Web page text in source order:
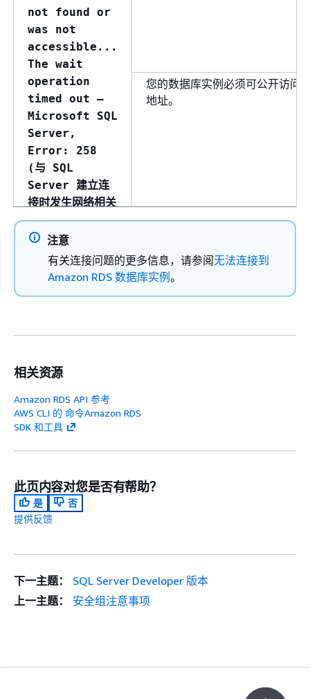
not found or
was not
accessible...
The wait
operation
timed out –
Microsoft SQL
Server,
Error: 258
(与 SQL
Server 建立连
接时发生网络相关
的错误或特定于实
例的错误。未找到
服务器或无法访问
服务器... 等待
您的数据库实例必须可公开访问
地址。
注意
有关连接问题的更多信息，请参阅无法连接到
Amazon RDS 数据库实例。
相关资源
Amazon RDS API 参考
AWS CLI 的 命令Amazon RDS
SDK 和工具
此页内容对您是否有帮助？
是
否
提供反馈
下一主题：
SQL Server Developer 版本
上一主题：
安全组注意事项